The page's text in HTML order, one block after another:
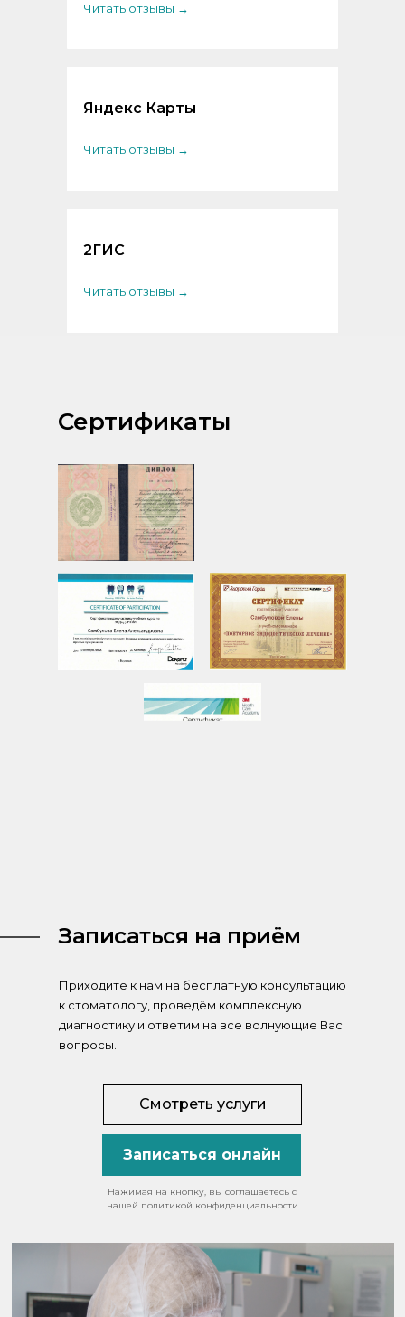
Читать отзывы →
Читать отзывы →
Яндекс Карты
2ГИС
Читать отзывы →
Сертификаты
Приходите к нам на бесплатную консультацию
к стоматологу, проведём комплексную
диагностику и ответим на все волнующие Вас
вопросы.
Записаться на приём
Записаться онлайн
Смотреть услуги
Нажимая на кнопку, вы соглашаетесь с
нашей политикой конфиденциальности